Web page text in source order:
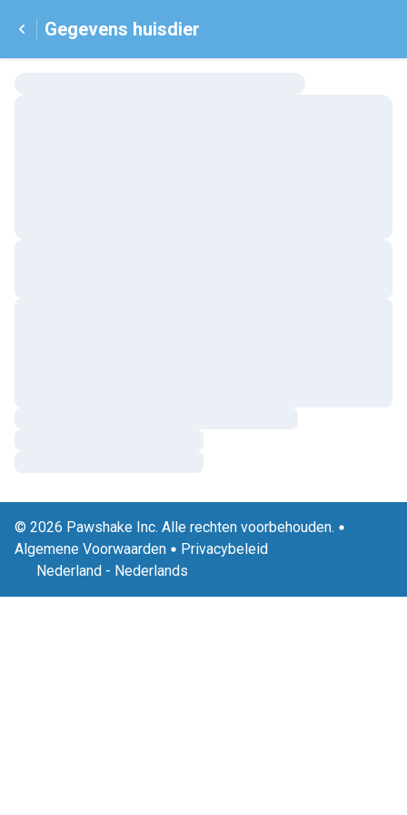
Gegevens huisdier
© 2026 Pawshake Inc. Alle rechten voorbehouden.
Algemene Voorwaarden
Privacybeleid
Nederland - Nederlands